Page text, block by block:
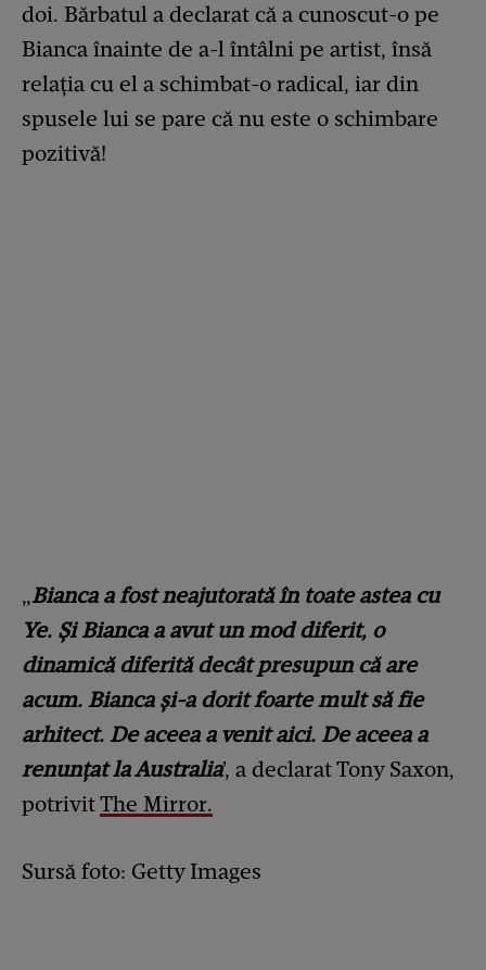
doi. Bărbatul a declarat că a cunoscut-o pe
Bianca înainte de a-l întâlni pe artist, însă
relația cu el a schimbat-o radical, iar din
spusele lui se pare că nu este o schimbare
pozitivă!
„Bianca a fost neajutorată în toate astea cu
Ye. Și Bianca a avut un mod diferit, o
dinamică diferită decât presupun că are
acum. Bianca și-a dorit foarte mult să fie
arhitect. De aceea a venit aici. De aceea a
renunțat la Australia', a declarat Tony Saxon,
potrivitThe Mirror.
Sursă foto: Getty Images